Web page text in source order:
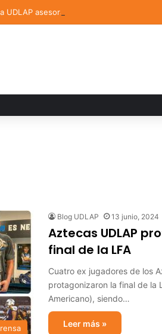
UDLAP asesora un proyecto que creará
Blog UDLAP 13 junio, 2024
Aztecas UDLAP
final de la LFA
Cuatro ex jugadores de los
protagonizaron la final de la
Americano), siendo…
Leer más »